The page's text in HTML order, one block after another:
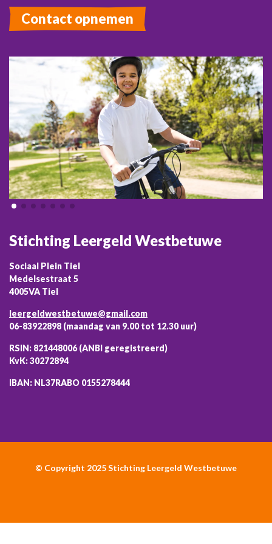
Contact opnemen
Stichting Leergeld Westbetuwe
Sociaal Plein Tiel
Medelsestraat 5
4005VA Tiel
leergeldwestbetuwe@gmail.com
06-83922898 (maandag van 9.00 tot 12.30 uur)
RSIN: 821448006 (ANBI geregistreerd)
KvK: 30272894
IBAN: NL37RABO 0155278444
© Copyright 2025 Stichting Leergeld Westbetuwe